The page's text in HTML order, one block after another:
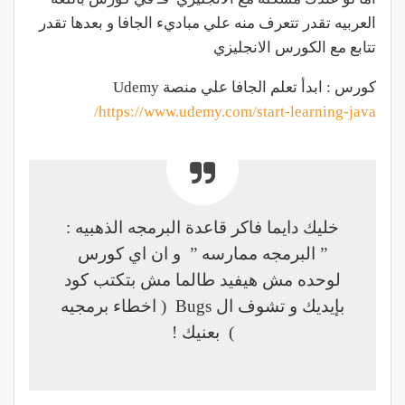
العربيه تقدر تتعرف منه علي مباديء الجافا و بعدها تقدر
تتابع مع الكورس الانجليزي
كورس : ابدأ تعلم الجافا علي منصة Udemy
https://www.udemy.com/start-learning-java/
خليك دايما فاكر قاعدة البرمجه الذهبيه :
” البرمجه ممارسه ” و ان اي كورس
لوحده مش هيفيد طالما مش بتكتب كود
بإيديك و تشوف ال Bugs ( اخطاء برمجيه
) بعنيك !